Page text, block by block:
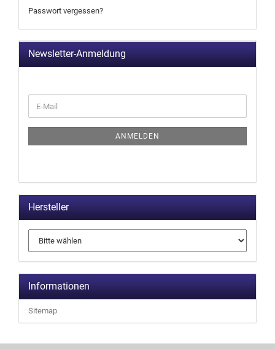
Passwort vergessen?
Newsletter-Anmeldung
ANMELDEN
Hersteller
Informationen
Sitemap